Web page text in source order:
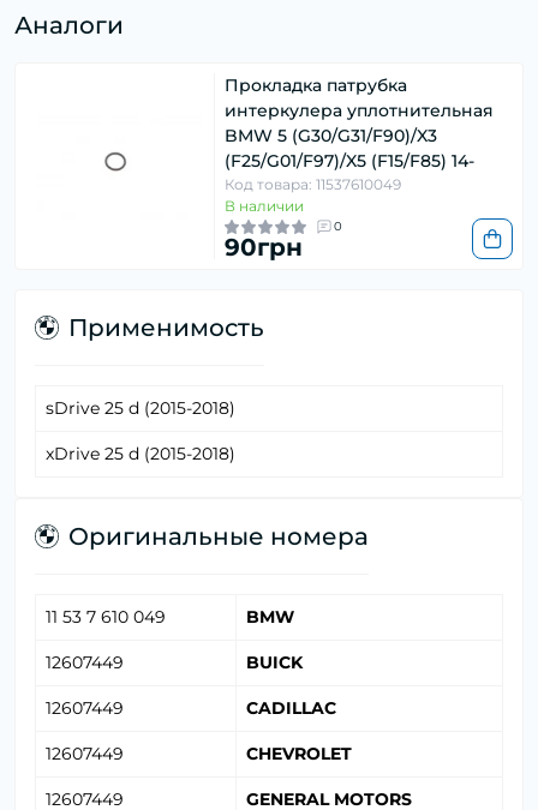
Аналоги
Прокладка патрубка
интеркулера уплотнительная
BMW 5 (G30/G31/F90)/X3
(F25/G01/F97)/X5 (F15/F85) 14-
Код товара: 11537610049
В наличии
0
90грн
Применимость
sDrive 25 d (2015-2018)
xDrive 25 d (2015-2018)
Оригинальные номера
11 53 7 610 049 BMW
12607449 BUICK
12607449 CADILLAC
12607449 CHEVROLET
12607449 GENERAL MOTORS